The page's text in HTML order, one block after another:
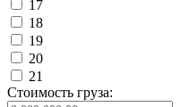
17
18
19
20
21
Стоимость груза: